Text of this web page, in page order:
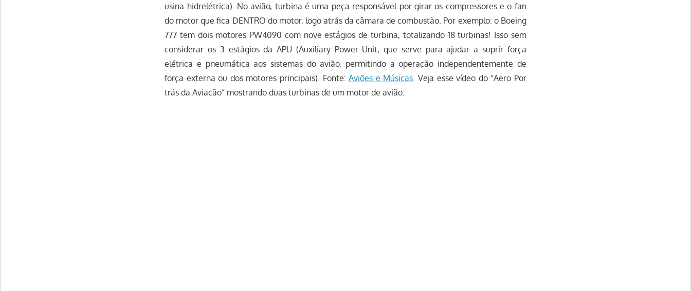
usina hidrelétrica). No avião, turbina é uma peça responsável por girar os compressores e o fan
do motor que fica DENTRO do motor, logo atrás da câmara de combustão. Por exemplo: o Boeing
777 tem dois motores PW4090 com nove estágios de turbina, totalizando 18 turbinas! Isso sem
considerar os 3 estágios da APU (Auxiliary Power Unit, que serve para ajudar a suprir força
elétrica e pneumática aos sistemas do avião, permitindo a operação independentemente de
força externa ou dos motores principais). Fonte:Aviões e Músicas . Veja esse vídeo do “Aero Por
trás da Aviação” mostrando duas turbinas de um motor de avião: